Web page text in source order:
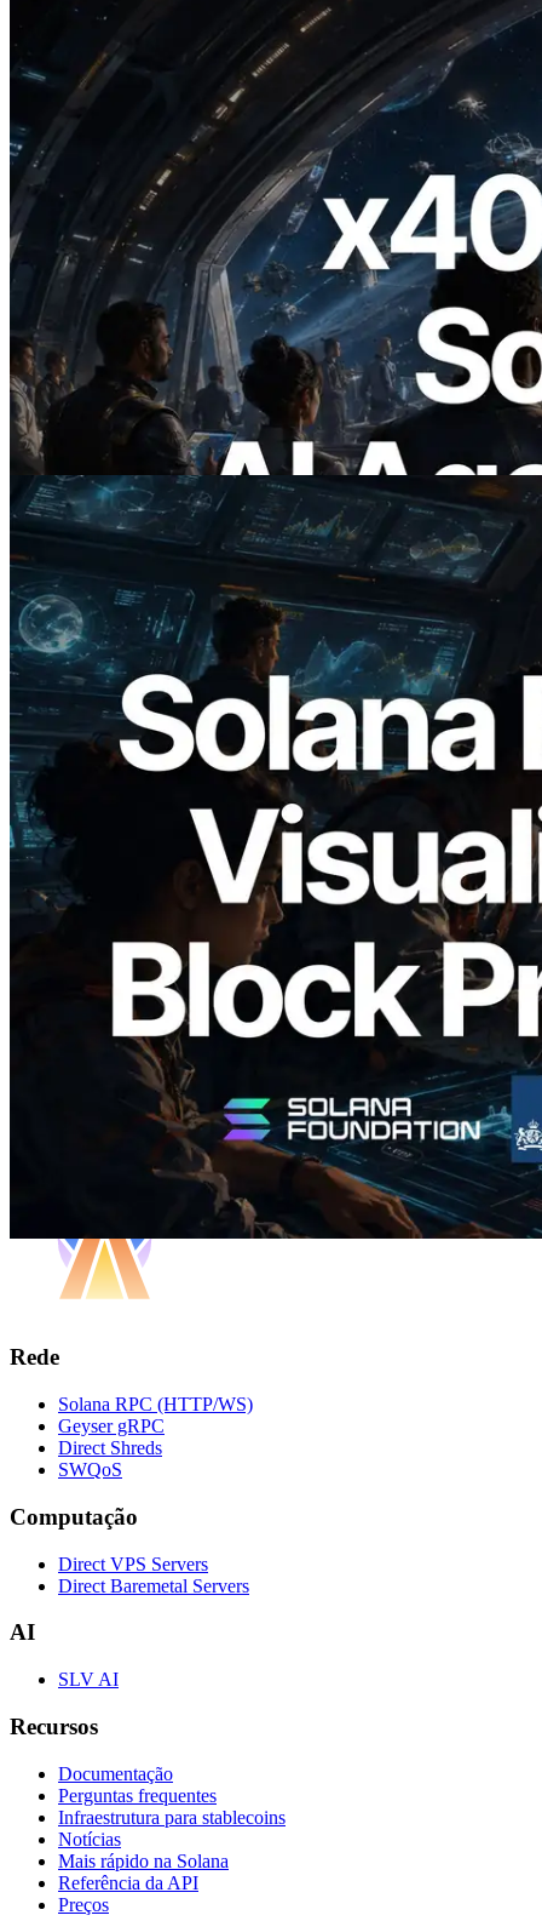
2026.07.04
ERPC lança Solana RPC com suporte a
x402 — A era em que agentes de IA
pagam sob demanda pelas APIs de que
precisam
Ler este artigo
2026.05.24
Validators Solutions lança Solana Block
Analyzer — Visualizando o tempo de
produção de bloco por slot e o validador
responsável
Rede
Solana RPC (HTTP/WS)
Geyser gRPC
Direct Shreds
SWQoS
Computação
Direct VPS Servers
Direct Baremetal Servers
AI
SLV AI
Recursos
Documentação
Perguntas frequentes
Infraestrutura para stablecoins
Notícias
Mais rápido na Solana
Referência da API
Preços